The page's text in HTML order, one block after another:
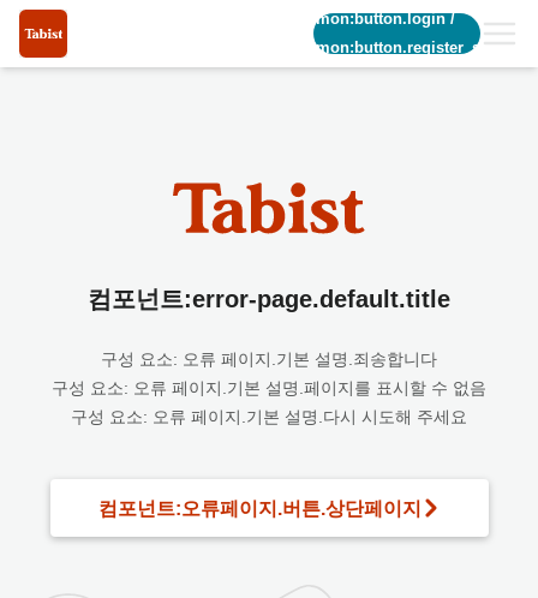
common:button.login/
common:button.register_short
컴포넌트:error-page.default.title
구성 요소: 오류 페이지.기본 설명.죄송합니다
구성 요소: 오류 페이지.기본 설명.페이지를 표시할 수 없음
구성 요소: 오류 페이지.기본 설명.다시 시도해 주세요
컴포넌트:오류페이지.버튼.상단페이지